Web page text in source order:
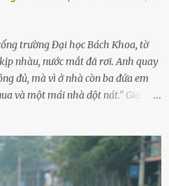
ôm chầm lấy mẹ trước khi đi:
mẹ nhé!” Chiếc xe khách lăn
trường Đại học Bách Khoa, tờ
nhàu, nước mắt đã rơi. Anh quay
đủ, mà vì ở nhà còn ba đứa em
và một mái nhà dột nát.” Gia
lên đôi vai gầy guộc của bà nội –
trai cả là Trí, lúc đó mới chỉ 17 tuổi.
lớp 12 nhưng đã biết làm ruộng,